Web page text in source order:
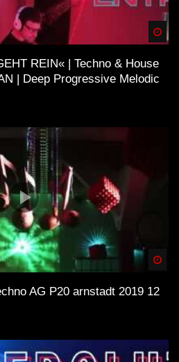
REIN« | Techno & House
| Deep Progressive Melodic
AG P20 arnstadt 2019 12